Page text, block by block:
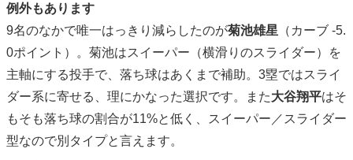
例外もあります
9名のなかで唯一はっきり減らしたのが菊池雄星 （カーブ -5.
0ポイント）。菊池はスイーパー（横滑りのスライダー）を
主軸にする投手で、落ち球はあくまで補助。3塁ではスライ
ダー系に寄せる、理にかなった選択です。また大谷翔平はそ
もそも落ち球の割合が11%と低く、スイーパー／スライダー
型なので別タイプと言えます。